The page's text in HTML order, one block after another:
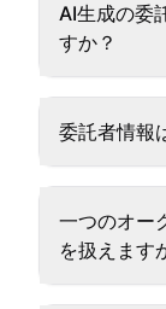
AI生成の委
すか？
委託者情報
一つのオー
を扱えます